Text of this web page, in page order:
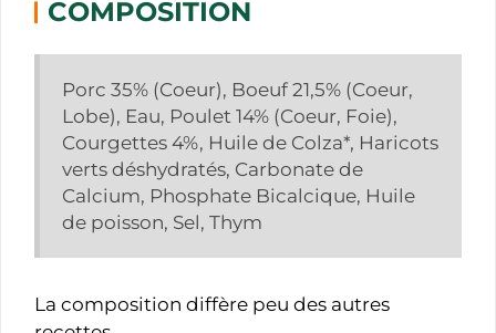
COMPOSITION
Porc 35% (Coeur), Boeuf 21,5% (Coeur,
Lobe), Eau, Poulet 14% (Coeur, Foie),
Courgettes 4%, Huile de Colza*, Haricots
verts déshydratés, Carbonate de
Calcium, Phosphate Bicalcique, Huile
de poisson, Sel, Thym
La composition diffère peu des autres